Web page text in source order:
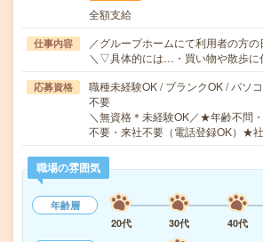
全額支給
仕事内容
／グループホームにて利用者の方の
＼▽具体的には…・買い物や散歩
応募資格
職種未経験OK / ブランクOK / パソ
不要
＼無資格＊未経験OK／★年齢不問
不要・来社不要（電話登録OK）★
職場の雰囲気
年齢層
20代
30代 40代